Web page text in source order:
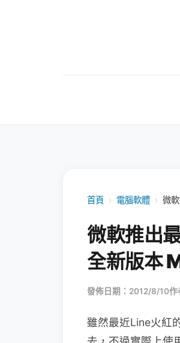
首頁 › 電腦軟體 › 微
微軟推出
全新版本
發佈日期：2012/8/10作
雖然最近Line火紅